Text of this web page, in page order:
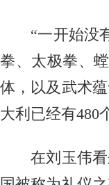
“一开始没有
拳、太极拳、
体，以及武术
大利已经有480
在刘玉伟看